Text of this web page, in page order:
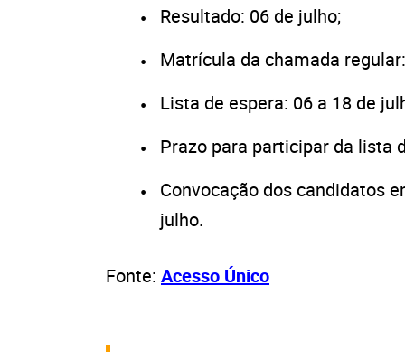
Resultado: 06 de julho;
Matrícula da chamada
Lista de espera: 06 a 18 de
Prazo para participar da lista
Convocação dos candidatos
julho.
Fonte: Acesso Único